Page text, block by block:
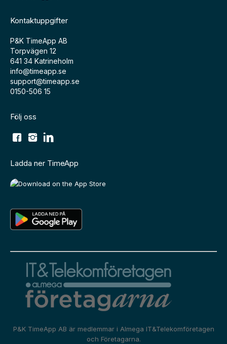
Kontaktuppgifter
P&K TimeApp AB
Torpvägen 12
641 34 Katrineholm
info@timeapp.se
support@timeapp.se
0150-506 15
Följ oss
Ladda ner TimeApp
P&K TimeApp AB är medlemmar i Almega IT&Telekomföretagen
och Företagarna.